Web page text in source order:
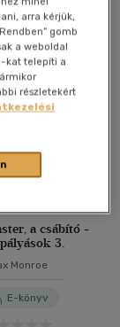
a csábító -
3.
Monroe
E-könyv
arra kérjük,
gomb
a weboldal
kat telepíti a
részletekért